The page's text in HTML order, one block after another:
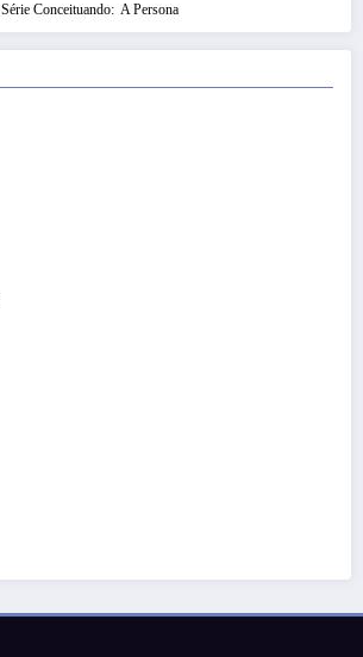
Série Conceituando: A Persona